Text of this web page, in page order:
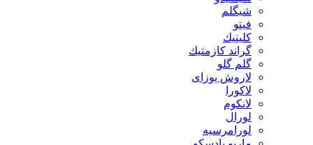
شیگلم
فيتو
كلينيك
گراند كازمتيك
گلم گلو
لاروش پوزای
لاكورا
لانكوم
لورال
لورامرسيه